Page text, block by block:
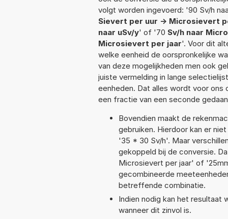
volgt worden ingevoerd: '90 Sv/h
Sievert per uur -> Microsievert
naar uSv/y' of '70 Sv/h naar
Microsievert per jaar'. Voor dit
welke eenheid de oorspronkelijke
van deze mogelijkheden men ook
juiste vermelding in lange
eenheden. Dat alles wordt voor
een fractie van een seconde
Bovendien maakt de
gebruiken. Hierdoor kan er
'35 * 30 Sv/h'. Maar
gekoppeld bij de conversie.
Microsievert per jaar' of
gecombineerde
betreffende combinatie.
Indien nodig kan het resultaat
wanneer dit zinvol is.